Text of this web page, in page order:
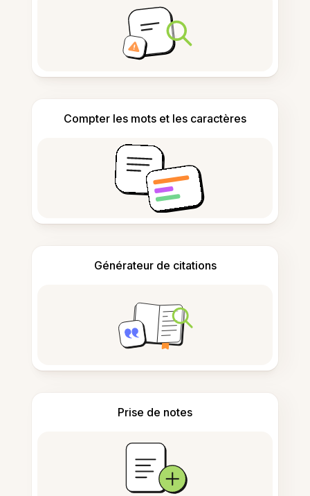
Compter les mots et les caractères
Générateur de citations
Prise de notes